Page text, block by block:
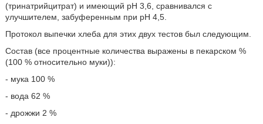
(тринатрийцитрат) и имеющий рН 3,6, сравнивался с
улучшителем, забуференным при рН 4,5.
Протокол выпечки хлеба для этих двух тестов был следующим.
Состав (все процентные количества выражены в пекарском %
(100 % относительно муки)):
- мука 100 %
- вода 62 %
- дрожжи 2 %